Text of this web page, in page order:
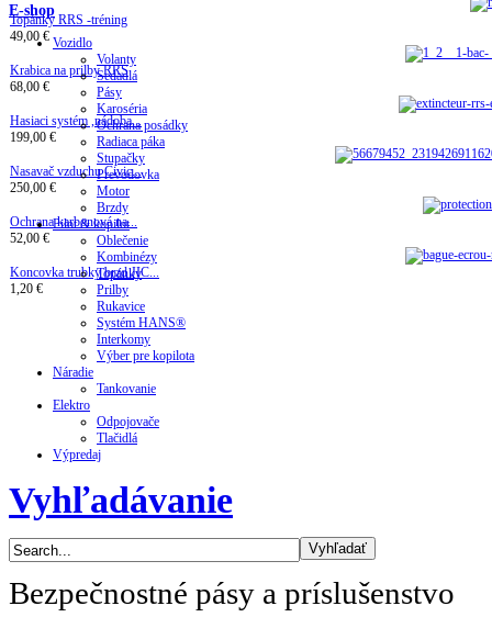
Topánky RRS -tréning
49,00 €
Krabica na prilby RRS
68,00 €
Hasiaci systém ,nádoba...
199,00 €
Nasavač vzduchu Civic...
250,00 €
Ochrana karbonová na...
52,00 €
Koncovka trubky brzd JIC...
1,20 €
E-shop
Vozidlo
Volanty
Sedadlá
Pásy
Karoséria
Ochrana posádky
Radiaca páka
Stupačky
Prevodovka
Motor
Brzdy
Pilot & kopilot
Oblečenie
Kombinézy
Topánky
Prilby
Rukavice
Systém HANS®
Interkomy
Výber pre kopilota
Náradie
Tankovanie
Elektro
Odpojovače
Tlačidlá
Výpredaj
Vyhľadávanie
Bezpečnostné pásy a príslušenstvo